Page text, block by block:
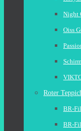
Night
Oiss
Roter
BR-
BR-